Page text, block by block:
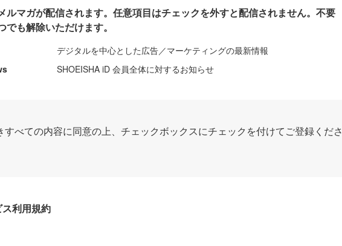
ルマガが配信されます。任意項目はチェックを外すと配信されません。不要
も解除いただけます。
デジタルを中心とした広告／マーケティングの最新情報
SHOEISHA iD 会員全体に対するお知らせ
べての内容に同意の上、チェックボックスにチェックを付けてご登録くださ
利用規約